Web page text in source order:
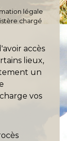
légale
chargé
accès
lieux,
un
vos